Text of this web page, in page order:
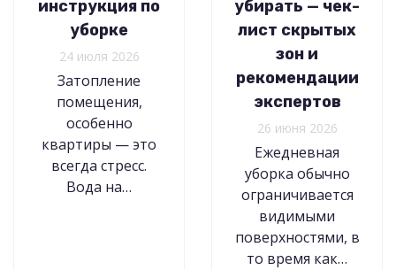
инструкция по
уборке
24 июля 2026
Затопление
помещения,
особенно
квартиры — это
всегда стресс.
Вода на…
убирать — чек-
лист скрытых
зон и
рекомендации
экспертов
26 июня 2026
Ежедневная
уборка обычно
ограничивается
видимыми
поверхностями, в
то время как…